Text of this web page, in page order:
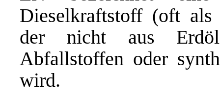
Dieselkraftstoff (oft
der nicht aus
Abfallstoffen oder
wird.